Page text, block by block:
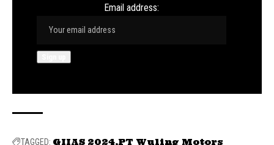
Email address:
TAGGED: GIIAS 2024 PT Wuling Motors